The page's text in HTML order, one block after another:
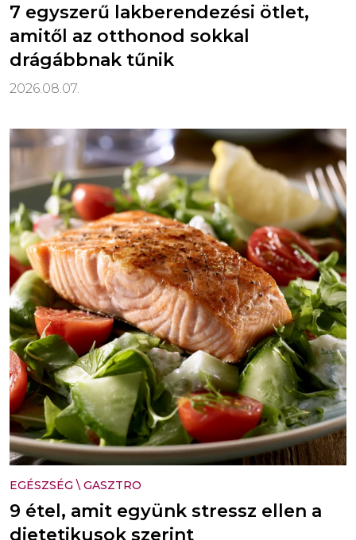
7 egyszerű lakberendezési ötlet,
amitől az otthonod sokkal
drágábbnak tűnik
2026.08.07.
EGÉSZSÉG \ GASZTRO
9 étel, amit együnk stressz ellen a
dietetikusok szerint